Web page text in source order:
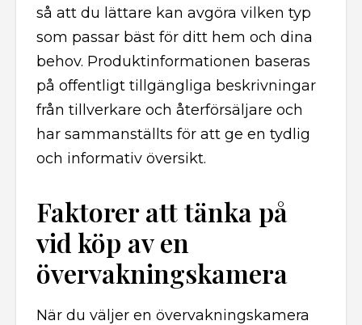
så att du lättare kan avgöra vilken typ
som passar bäst för ditt hem och dina
behov. Produktinformationen baseras
på offentligt tillgängliga beskrivningar
från tillverkare och återförsäljare och
har sammanställts för att ge en tydlig
och informativ översikt.
Faktorer att tänka på
vid köp av en
övervakningskamera
När du väljer en övervakningskamera